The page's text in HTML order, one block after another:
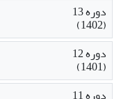
دوره 13
(1402)
دوره 12
(1401)